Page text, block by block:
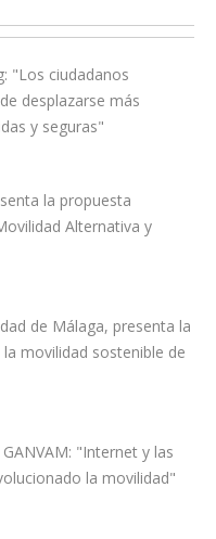
"Los ciudadanos
desplazarse más
y seguras"
la propuesta
Alternativa y
de Málaga, presenta la
movilidad sostenible de
"Internet y las
la movilidad"